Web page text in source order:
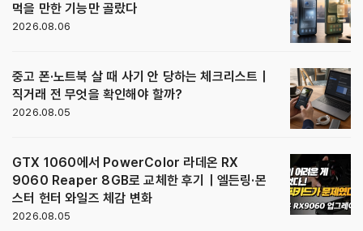
먹을 만한 기능만 골랐다
2026.08.06
중고 폰·노트북 살 때 사기 안 당하는 체크리스트｜
직거래 전 무엇을 확인해야 할까?
2026.08.05
GTX 1060에서 PowerColor 라데온 RX
9060 Reaper 8GB로 교체한 후기｜엘든링·몬
스터 헌터 와일즈 체감 변화
2026.08.05